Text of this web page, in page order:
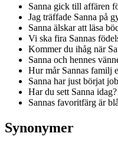
Sanna gick till affären
Jag träffade Sanna på
Sanna älskar att läsa
Vi ska fira Sannas
Kommer du ihåg när
Sanna och hennes
Hur mår Sannas familj
Sanna har just börjat
Har du sett Sanna
Sannas favoritfärg är
Synonymer